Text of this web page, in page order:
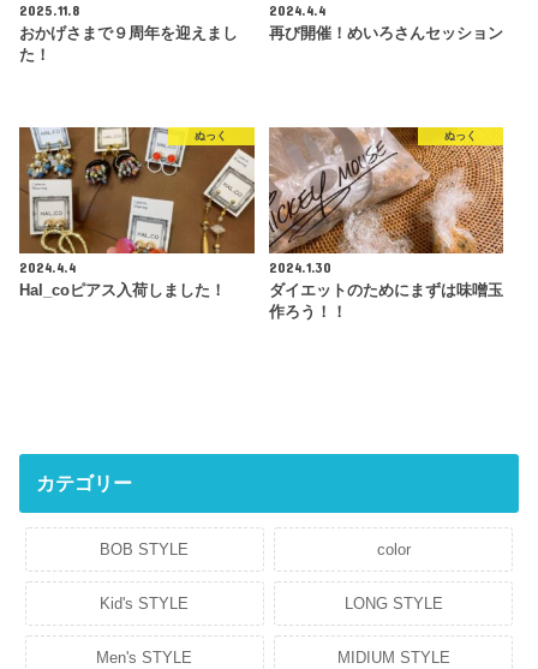
2025.11.8
おかげさまで９周年を迎えまし
た！
2024.4.4
再び開催！めいろさんセッション
ぬっく
2024.4.4
Hal_coピアス入荷しました！
ぬっく
2024.1.30
ダイエットのためにまずは味噌玉
作ろう！！
カテゴリー
BOB STYLE color
Kid's STYLE LONG STYLE
Men's STYLE MIDIUM STYLE